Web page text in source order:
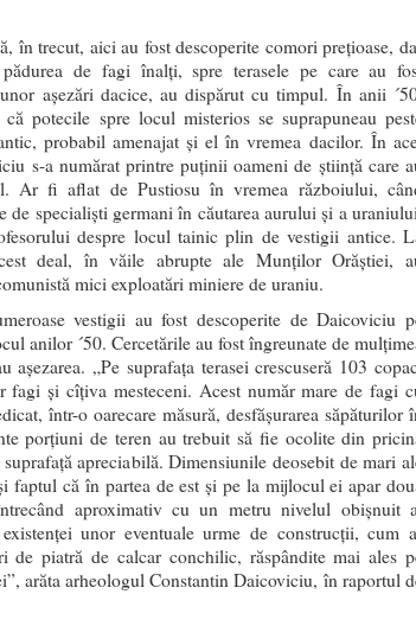
în trecut, aici au fost descoperite comori prețioase,
de fagi înalți, spre terasele pe care au
așezări dacice, au dispărut cu timpul. În anii
potecile spre locul misterios se suprapuneau
probabil amenajat și el în vremea dacilor. În
s-a numărat printre puținii oameni de știință care
Ar fi aflat de Pustiosu în vremea războiului,
de specialiști germani în căutarea aurului și a
despre locul tainic plin de vestigii antice.
deal, în văile abrupte ale Munților Orăștiei,
mici exploatări miniere de uraniu.
vestigii au fost descoperite de Daicoviciu
anilor ´50. Cercetările au fost îngreunate de
așezarea. „Pe suprafaţa terasei crescuseră 103
fagi şi cîţiva mesteceni. Acest număr mare de fagi
într-o oarecare măsură, desfăşurarea săpăturilor
porţiuni de teren au trebuit să fie ocolite din
apreciabilă. Dimensiunile deosebit de mari
faptul că în partea de est şi pe la mijlocul ei apar
aproximativ cu un metru nivelul obișnuit
unor eventuale urme de construcții, cum
de piatră de calcar conchilic, răspândite mai ales
arăta arheologul Constantin Daicoviciu, în raportul